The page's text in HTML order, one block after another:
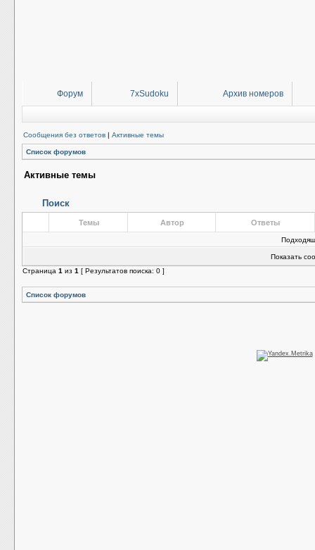
Форум 7xSudoku Архив номеров
Сообщения без ответов | Активные темы
Список форумов
Активные темы
Поиск
Темы Автор Ответы
Показать
Страница 1 из 1 [ Результатов поиска: 0 ]
Список форумов